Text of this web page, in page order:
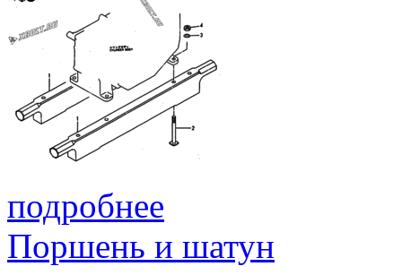
подробнее
Поршень и шатун